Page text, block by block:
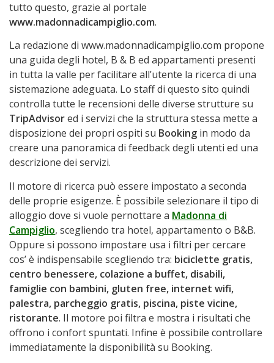
tutto questo, grazie al portale
www.madonnadicampiglio.com.
La redazione di www.madonnadicampiglio.com propone
una guida degli hotel, B & B ed appartamenti presenti
in tutta la valle per facilitare all’utente la ricerca di una
sistemazione adeguata. Lo staff di questo sito quindi
controlla tutte le recensioni delle diverse strutture su
TripAdvisored i servizi che la struttura stessa mette a
disposizione dei propri ospiti su Booking in modo da
creare una panoramica di feedback degli utenti ed una
descrizione dei servizi.
Il motore di ricerca può essere impostato a seconda
delle proprie esigenze. È possibile selezionare il tipo di
alloggio dove si vuole pernottare a Madonna di
Campiglio, scegliendo tra hotel, appartamento o B&B.
Oppure si possono impostare usa i filtri per cercare
cos’ è indispensabile scegliendo tra: biciclette gratis,
centro benessere, colazione a buffet, disabili,
famiglie con bambini, gluten free, internet wifi,
palestra, parcheggio gratis, piscina, piste vicine,
ristorante. Il motore poi filtra e mostra i risultati che
offrono i confort spuntati. Infine è possibile controllare
immediatamente la disponibilità su Booking.